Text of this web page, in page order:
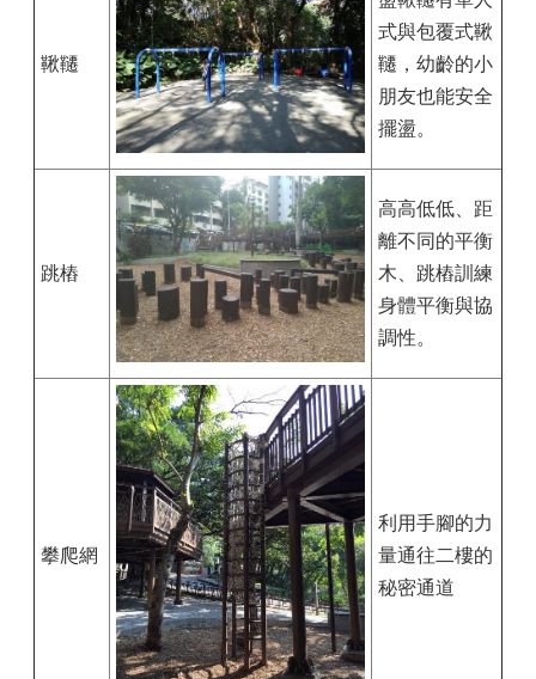
鞦韆
式與包覆式鞦
韆，幼齡的小
朋友也能安全
擺盪。
跳樁
高高低低、距
離不同的平衡
木、跳樁訓練
身體平衡與協
調性。
攀爬網
利用手腳的力
量通往二樓的
秘密通道